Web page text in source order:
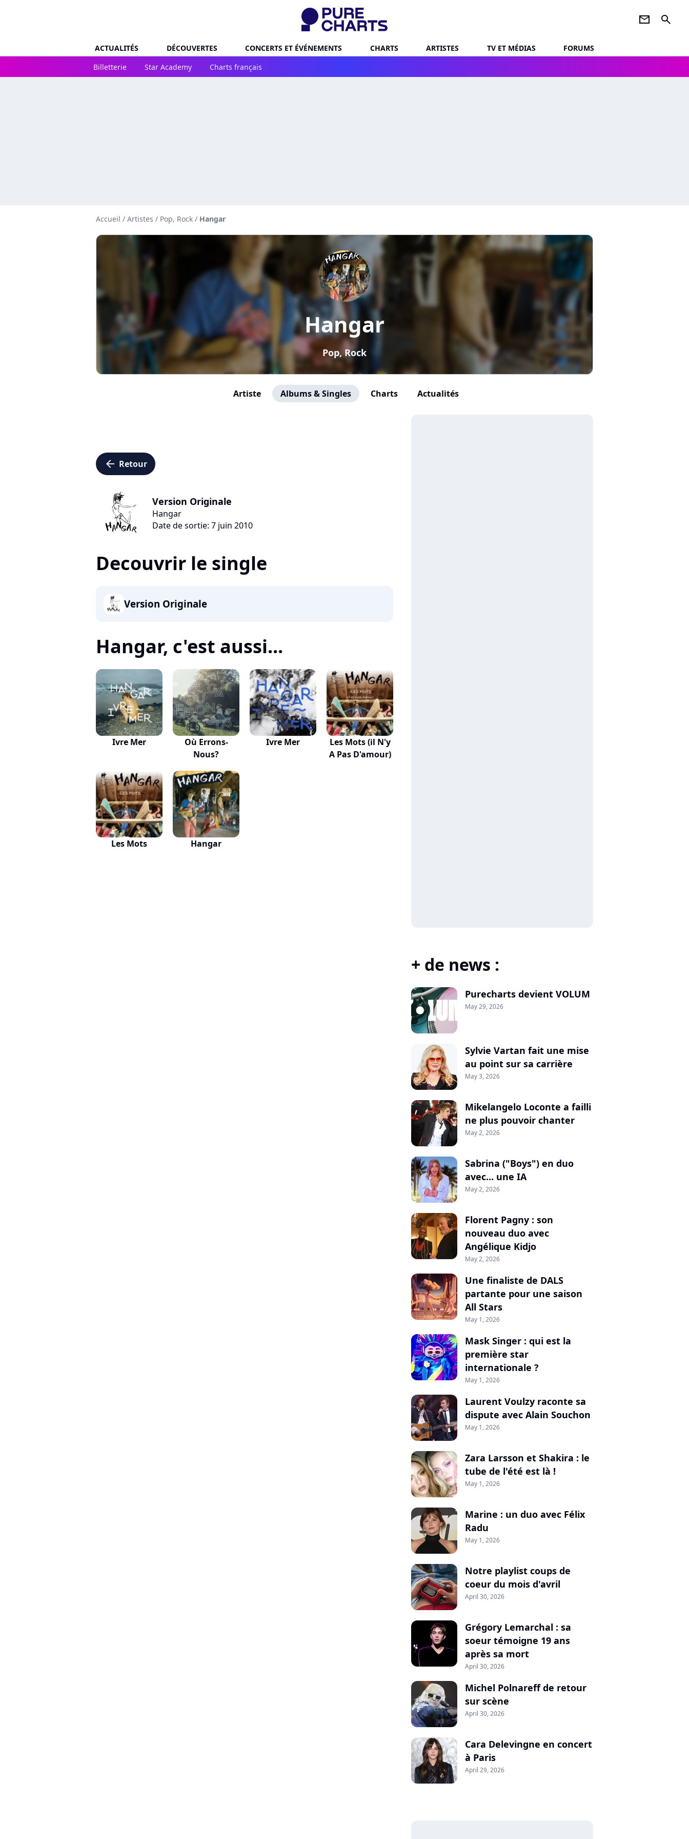
newsletter search
ACTUALITÉS DÉCOUVERTES CONCERTS ET ÉVÉNEMENTS CHARTS ARTISTES TV ET MÉDIAS
FORUMS
Billetterie
Star Academy Charts français
Accueil / Artistes / Pop, Rock / Hangar
Hangar
Pop, Rock
Artiste Albums & Singles Charts Actualités
arrow_left Retour
Version Originale
Hangar
Date de sortie: 7 juin 2010
Decouvrir le single
Version Originale
Hangar, c'est aussi...
Ivre Mer
Où Errons-
Nous?
Ivre Mer
Les Mots (il N'y
A Pas D'amour)
Les Mots Hangar
+ de news :
Purecharts devient VOLUM
May 29, 2026
Sylvie Vartan fait une mise
au point sur sa carrière
May 3, 2026
Mikelangelo Loconte a failli
ne plus pouvoir chanter
May 2, 2026
Sabrina ("Boys") en duo
avec... une IA
May 2, 2026
Florent Pagny : son
nouveau duo avec
Angélique Kidjo
May 2, 2026
Une finaliste de DALS
partante pour une saison
All Stars
May 1, 2026
Mask Singer : qui est la
première star
internationale ?
May 1, 2026
Laurent Voulzy raconte sa
dispute avec Alain Souchon
May 1, 2026
Zara Larsson et Shakira : le
tube de l'été est là !
May 1, 2026
Marine : un duo avec Félix
Radu
May 1, 2026
Notre playlist coups de
coeur du mois d'avril
April 30, 2026
Grégory Lemarchal : sa
soeur témoigne 19 ans
après sa mort
April 30, 2026
Michel Polnareff de retour
sur scène
April 30, 2026
Cara Delevingne en concert
à Paris
April 29, 2026